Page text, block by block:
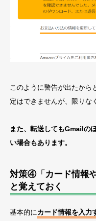
このように警告が出たから
定はできませんが、限りな
また、転送してもGmailの
い場合もあります。
対策④「カード情報
と覚えておく
基本的にカード情報を入力